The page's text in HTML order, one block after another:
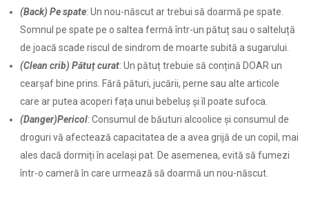
(Back) Pe spate: Un nou-născut ar trebui să doarmă pe spate.
Somnul pe spate pe o saltea fermă într-un pătuț sau o salteluță
de joacă scade riscul de sindrom de moarte subită a sugarului.
(Clean crib) Pătuț curat: Un pătuț trebuie să conțină DOAR un
cearșaf bine prins. Fără pături, jucării, perne sau alte articole
care ar putea acoperi fața unui bebeluș și îl poate sufoca.
(Danger)Pericol: Consumul de băuturi alcoolice și consumul de
droguri vă afectează capacitatea de a avea grijă de un copil, mai
ales dacă dormiți în același pat. De asemenea, evită să fumezi
într-o cameră în care urmează să doarmă un nou-născut.